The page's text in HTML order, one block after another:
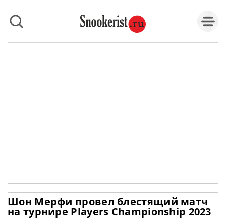
Шон Мерфи провел блестящий матч
на турнире Players Championship 2023